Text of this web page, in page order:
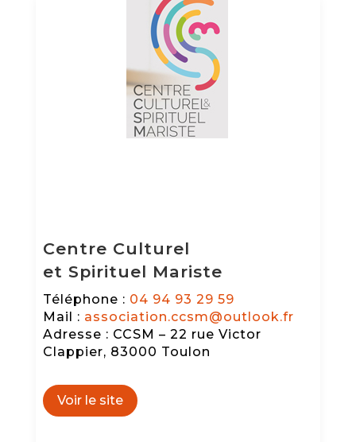
Centre Culturel
et Spirituel Mariste
Téléphone : 04 94 93 29 59
Mail : association.ccsm@outlook.fr
Adresse : CCSM – 22 rue Victor
Clappier, 83000 Toulon
Voir le site